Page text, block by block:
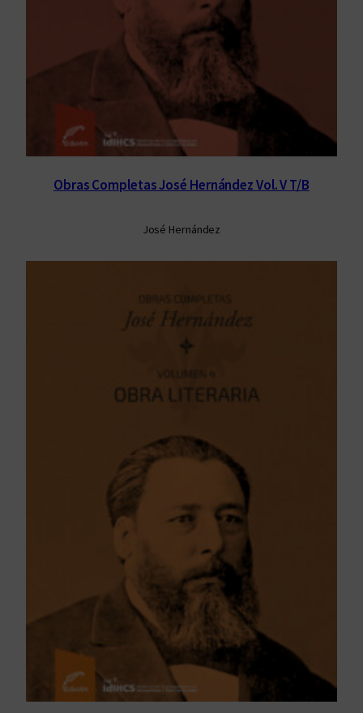
Obras Completas José Hernández Vol. V T/B
José Hernández